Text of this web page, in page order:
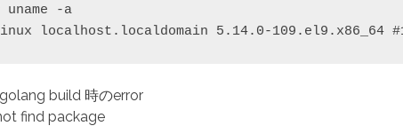
uname -a
build 時のerror
find package